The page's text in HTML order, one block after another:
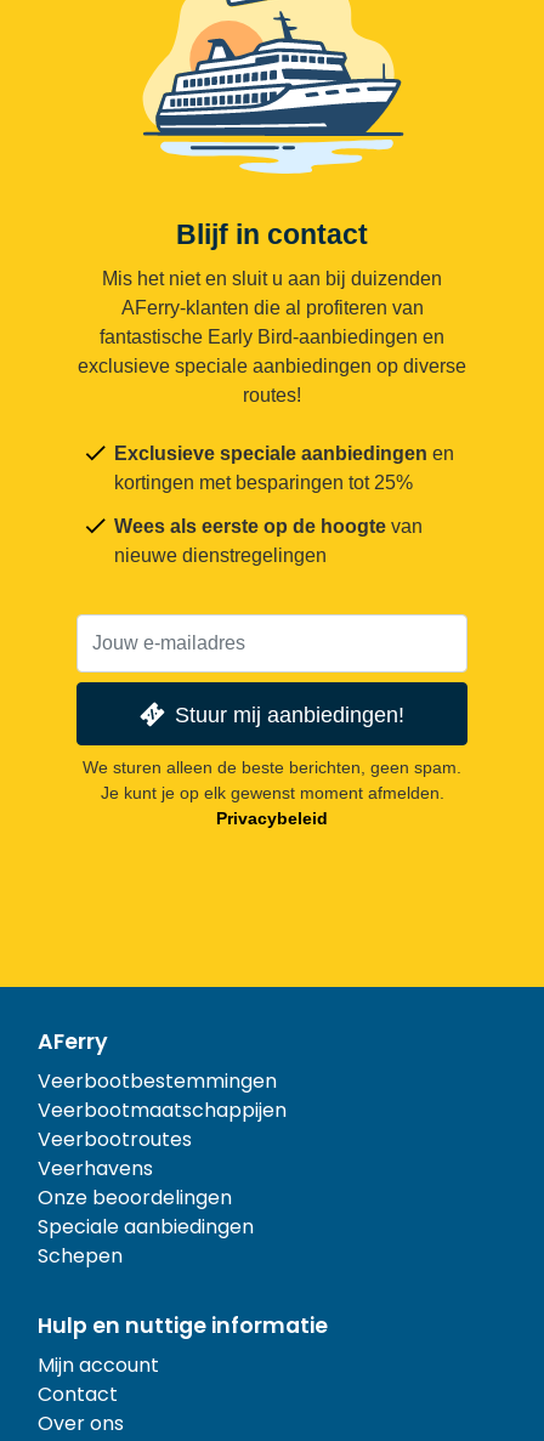
Blijf in contact
Mis het niet en sluit u aan bij duizenden
AFerry-klanten die al profiteren van
fantastische Early Bird-aanbiedingen en
exclusieve speciale aanbiedingen op diverse
routes!
Exclusieve speciale aanbiedingen en
kortingen met besparingen tot 25%
Wees als eerste op de hoogte van
nieuwe dienstregelingen
Stuur mij aanbiedingen!
We sturen alleen de beste berichten, geen spam.
Je kunt je op elk gewenst moment afmelden.
Privacybeleid
AFerry
Veerbootbestemmingen
Veerbootmaatschappijen
Veerbootroutes
Veerhavens
Onze beoordelingen
Speciale aanbiedingen
Schepen
Hulp en nuttige informatie
Mijn account
Contact
Over ons